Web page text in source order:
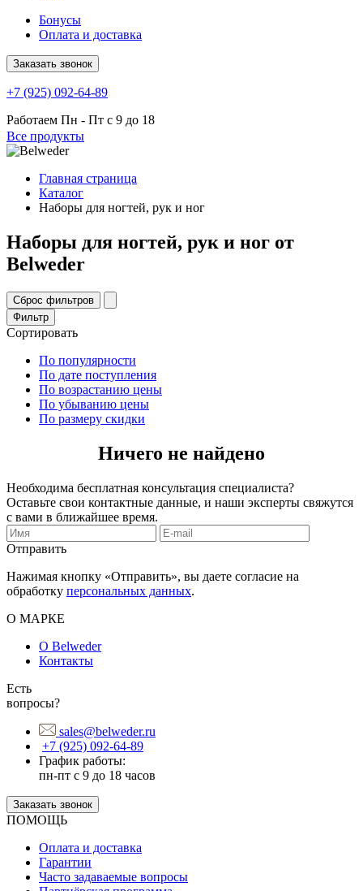
Бонусы
Оплата и доставка
Заказать звонок
+7 (925) 092-64-89
Работаем Пн - Пт с 9 до 18
Все продукты
Главная страница
Каталог
Наборы для ногтей, рук и ног
Наборы для ногтей, рук и ног от
Belweder
Фильтр
Сортировать
По популярности
По дате поступления
По возрастанию цены
По убыванию цены
По размеру скидки
Ничего не найдено
Необходима бесплатная консультация специалиста?
Оставьте свои контактные данные, и наши эксперты свяжутся
с вами в ближайшее время.
Отправить
Нажимая кнопку «Отправить», вы даете согласие на
обработку персональных данных.
О МАРКЕ
О Belweder
Контакты
Есть
вопросы?
sales@belweder.ru
+7 (925) 092-64-89
График работы:
пн-пт с 9 до 18 часов
Заказать звонок
ПОМОЩЬ
Оплата и доставка
Гарантии
Часто задаваемые вопросы